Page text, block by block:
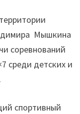
Мышкина
соревнований
среди детских и
спортивный